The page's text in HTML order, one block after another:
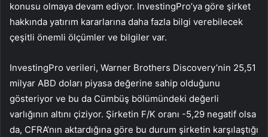
konusu olmaya devam ediyor. InvestingPro’ya göre şirket
hakkında yatırım kararlarına daha fazla bilgi verebilecek
çeşitli önemli ölçümler ve bilgiler var.
InvestingPro verileri, Warner Brothers Discovery’nin 25,51
milyar ABD doları piyasa değerine sahip olduğunu
gösteriyor ve bu da Cümbüş bölümündeki değerli
varlığının altını çiziyor. Şirketin F/K oranı -5,29 negatif olsa
da, CFRA’nın aktardığına göre bu durum şirketin karşılaştığı